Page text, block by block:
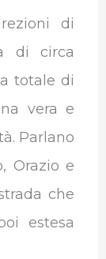
di
di circa
totale di
vera e
Parlano
Orazio e
che
estesa